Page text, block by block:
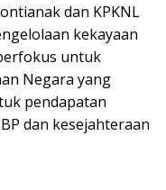
dan KPKNL
kekayaan
untuk
Negara yang
pendapatan
dan kesejahteraan